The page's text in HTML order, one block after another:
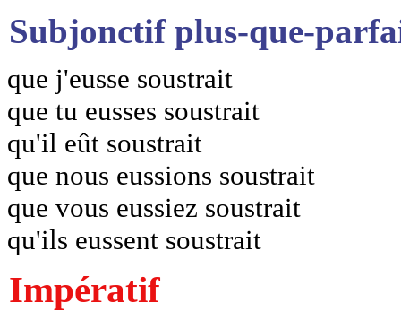
Subjonctif plus-que-
que j'eusse soustrait
que tu eusses soustrait
qu'il eût soustrait
que nous eussions soustrait
que vous eussiez soustrait
qu'ils eussent soustrait
Impératif